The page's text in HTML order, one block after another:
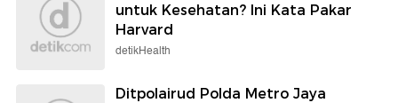
untuk Kesehatan? Ini Kata Pakar
Harvard
detikHealth
Ditpolairud Polda Metro Jaya